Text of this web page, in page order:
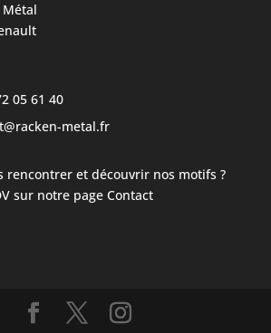
Métal
05 61 40
metal.fr
rencontrer et découvrir nos motifs ?
sur notre page Contact